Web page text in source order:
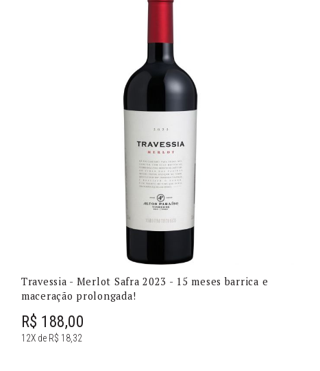
Travessia - Merlot Safra 2023 - 15 meses barrica e
maceração prolongada!
R$ 188,00
12X de R$ 18,32